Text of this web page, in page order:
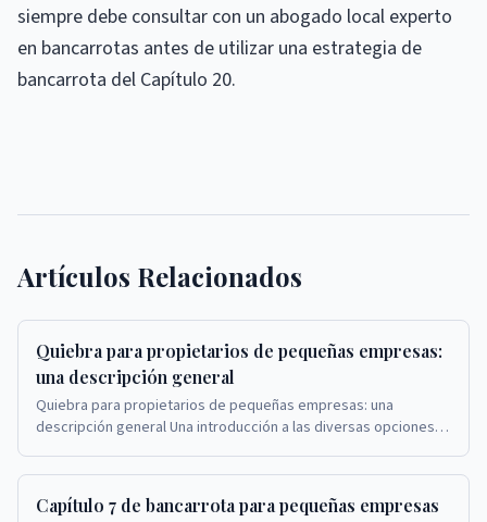
siempre debe consultar con un abogado local experto
en bancarrotas antes de utilizar una estrategia de
bancarrota del Capítulo 20.
Artículos Relacionados
Quiebra para propietarios de pequeñas empresas:
una descripción general
Quiebra para propietarios de pequeñas empresas: una
descripción general Una introducción a las diversas opciones
Capítulo 7 de bancarrota para pequeñas empresas